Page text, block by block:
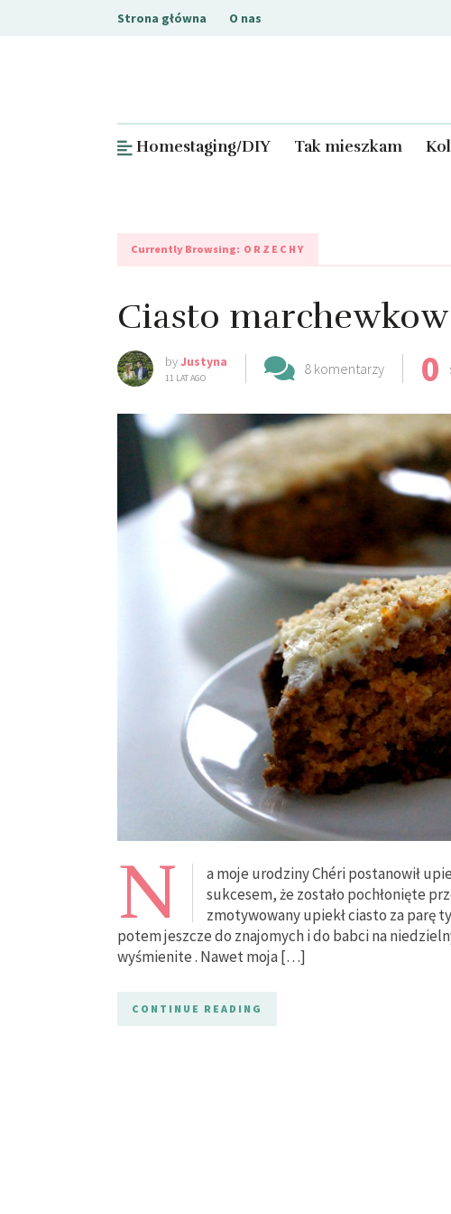
Strona główna O nas
Homestaging/DIY Tak mieszkam
Currently Browsing: ORZECHY
Ciasto
byJustyna
11 LAT AGO
8 komentarzy 0
N
a moje urodziny Chéri postanowił
sukcesem, że zostało pochłonięte
zmotywowany upiekł ciasto za parę
potem jeszcze do znajomych i do babci na
wyśmienite . Nawet moja […]
CONTINUE READING